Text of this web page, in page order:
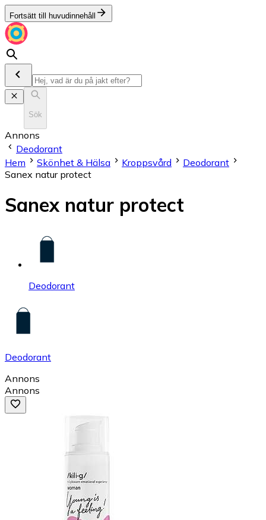
Fortsätt till huvudinnehåll
Sök
Annons
Deodorant
Hem
Skönhet & Hälsa Kroppsvård
Deodorant
Sanex natur protect
Sanex natur protect
Deodorant
Deodorant
Annons
Annons